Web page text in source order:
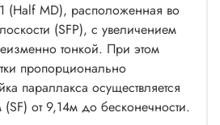
(Half MD), расположенная во
(SFP), с увеличением
тонкой. При этом
пропорционально
параллакса осуществляется
от 9,14м до бесконечности.